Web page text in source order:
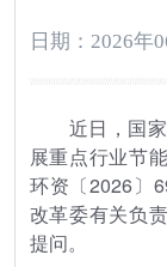
日期：2026年
近日，国家
展重点行业节
环资〔2026〕
改革委有关负
提问。